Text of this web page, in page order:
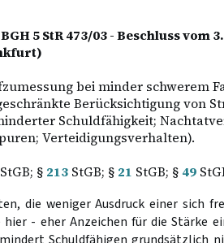
5 StR 473/03 - Beschluss vom
bei minder schwerem
Berücksichtigung von
Schuldfähigkeit;
Verteidigungsverhalten).
§ 213StGB; § 21 StGB; § 49
die weniger Ausdruck einer sich
hier - eher Anzeichen für die Stärke
Schuldfähigen grundsätzlich